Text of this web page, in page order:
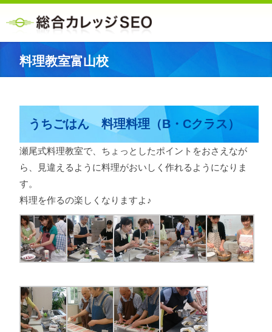
料理教室富山校
うちごはん 料理料理（B・Cクラス）
瀬尾式料理教室で、ちょっとしたポイントをおさえなが
ら、見違えるように料理がおいしく作れるようになりま
す。
料理を作るの楽しくなりますよ♪